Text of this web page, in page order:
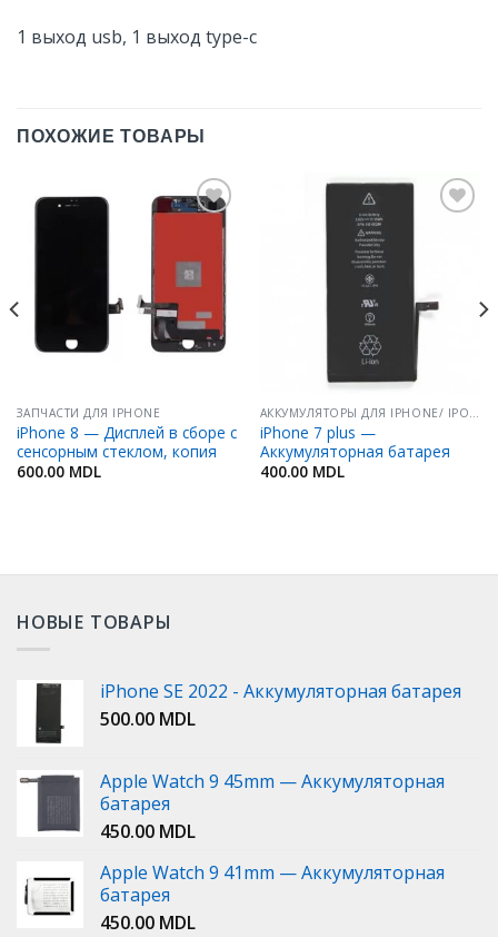
1 выход usb, 1 выход type-c
ПОХОЖИЕ ТОВАРЫ
Избранное
ЗАПЧАСТИ ДЛЯ IPHONE
iPhone 8 — Дисплей в сборе с
сенсорным стеклом, копия
600.00 MDL
АККУМУЛЯТОРЫ ДЛЯ IPHONE/ IPOD/ IPAD
iPhone 7 plus —
Аккумуляторная батарея
400.00 MDL
НОВЫЕ ТОВАРЫ
iPhone SE 2022 - Аккумуляторная батарея
500.00 MDL
Apple Watch 9 45mm — Аккумуляторная
батарея
450.00 MDL
Apple Watch 9 41mm — Аккумуляторная
батарея
450.00 MDL